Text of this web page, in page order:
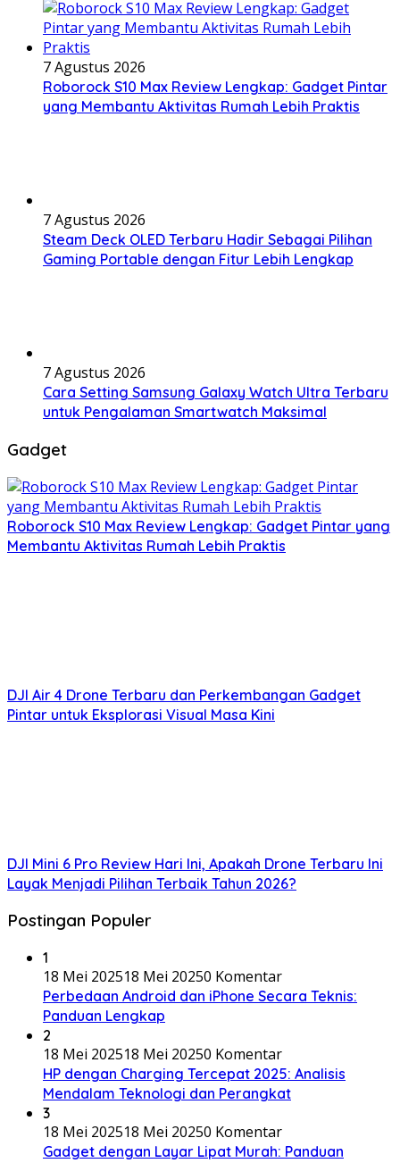
7 Agustus 2026
Roborock S10 Max Review Lengkap: Gadget Pintar
yang Membantu Aktivitas Rumah Lebih Praktis
7 Agustus 2026
Steam Deck OLED Terbaru Hadir Sebagai Pilihan
Gaming Portable dengan Fitur Lebih Lengkap
7 Agustus 2026
Cara Setting Samsung Galaxy Watch Ultra Terbaru
untuk Pengalaman Smartwatch Maksimal
Gadget
Roborock S10 Max Review Lengkap: Gadget Pintar yang
Membantu Aktivitas Rumah Lebih Praktis
DJI Air 4 Drone Terbaru dan Perkembangan Gadget
Pintar untuk Eksplorasi Visual Masa Kini
DJI Mini 6 Pro Review Hari Ini, Apakah Drone Terbaru Ini
Layak Menjadi Pilihan Terbaik Tahun 2026?
Postingan Populer
1
18 Mei 202518 Mei 20250 Komentar
Perbedaan Android dan iPhone Secara Teknis:
Panduan Lengkap
2
18 Mei 202518 Mei 20250 Komentar
HP dengan Charging Tercepat 2025: Analisis
Mendalam Teknologi dan Perangkat
3
18 Mei 202518 Mei 20250 Komentar
Gadget dengan Layar Lipat Murah: Panduan